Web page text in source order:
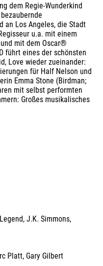
dem Regie-Wunderkind
an Los Angeles, die Stadt
u.a. mit einem
und mit dem Oscar®
führt eines der schönsten
Love wieder zueinander:
für Half Nelson und
Emma Stone (Birdman;
mit selbst performten
Großes musikalisches
,J.K. Simmons,
Platt, Gary Gilbert